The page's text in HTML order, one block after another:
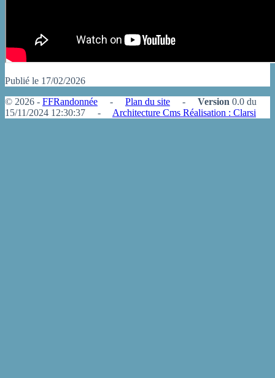
Publié le 17/02/2026
© 2026 - FFRandonnée - Plan du site - Version 0.0 du
15/11/2024 12:30:37 - Architecture Cms Réalisation : Clarsi